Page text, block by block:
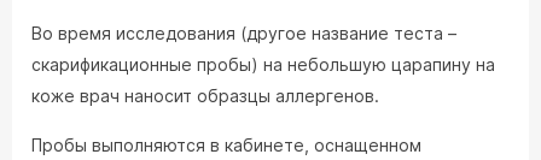
Во время исследования (другое название теста –
скарификационные пробы) на небольшую царапину на
коже врач наносит образцы аллергенов.
Пробы выполняются в кабинете, оснащенном